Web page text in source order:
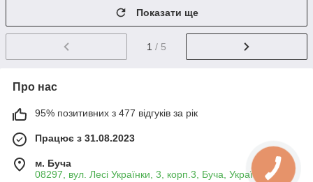
Показати ще
1 / 5
Про нас
95% позитивних з 477 відгуків за рік
Працює з 31.08.2023
м. Буча
08297, вул. Лесі Українки, 3, корп.3, Буча, Україна